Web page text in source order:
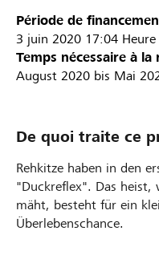
Période de
3 juin 2020 17:04 Heure
Temps nécessaire à la
August 2020 bis Mai
De quoi traite ce
Rehkitze haben in den
"Duckreflex". Das heist,
mäht, besteht für ein
Überlebenschance.